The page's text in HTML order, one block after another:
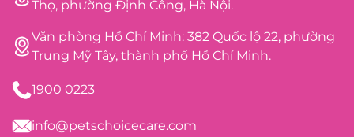
Thọ, phường Định Công, Hà Nội.
Văn phòng Hồ Chí Minh: 382 Quốc lộ 22, phường
Trung Mỹ Tây, thành phố Hồ Chí Minh.
1900 0223
info@petschoicecare.com